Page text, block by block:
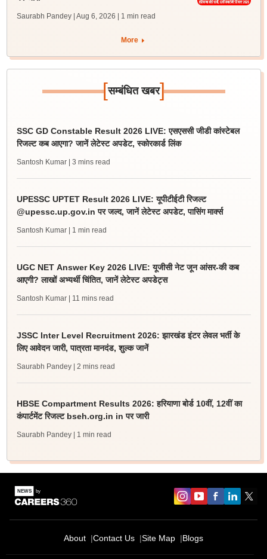
Saurabh Pandey | Aug 6, 2026 | 1 min read
More
[सम्बंधित खबर]
SSC GD Constable Result 2026 LIVE: एसएससी जीडी कांस्टेबल
रिजल्ट कब आएगा? जानें लेटेस्ट अपडेट, स्कोरकार्ड लिंक
Santosh Kumar | 3 mins read
UPESSC UPTET Result 2026 LIVE: यूपीटीईटी रिजल्ट
@upessc.up.gov.in पर जल्द, जानें लेटेस्ट अपडेट, पासिंग मार्क्स
Santosh Kumar | 1 min read
UGC NET Answer Key 2026 LIVE: यूजीसी नेट जून आंसर-की कब
आएगी? लाखों अभ्यर्थी चिंतित, जानें लेटेस्ट अपडेट्स
Santosh Kumar | 11 mins read
JSSC Inter Level Recruitment 2026: झारखंड इंटर लेवल भर्ती के
लिए आवेदन जारी, पात्रता मानदंड, शुल्क जानें
Saurabh Pandey | 2 mins read
HBSE Compartment Results 2026: हरियाणा बोर्ड 10वीं, 12वीं का
कंपार्टमेंट रिजल्ट bseh.org.in in पर जारी
Saurabh Pandey | 1 min read
About Contact Us Site Map Blogs